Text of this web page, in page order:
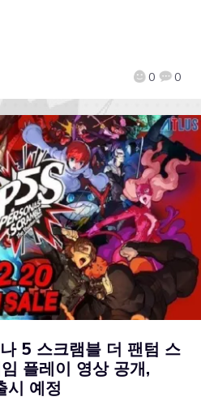
0 0
5 스크램블 더 팬텀 스
플레이 영상 공개,
시 예정